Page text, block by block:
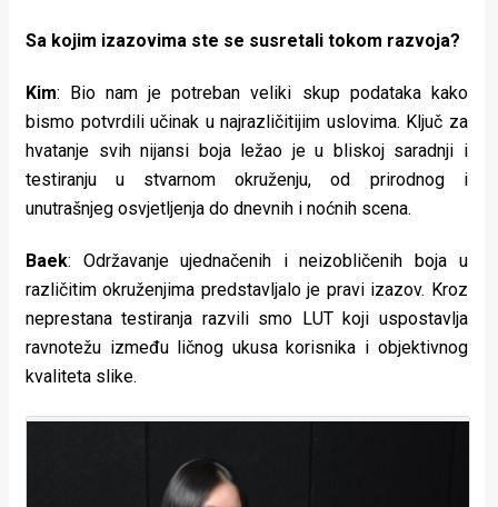
Sa kojim izazovima ste se susretali tokom razvoja?
Kim: Bio nam je potreban veliki skup podataka kako
bismo potvrdili učinak u najrazličitijim uslovima. Ključ za
hvatanje svih nijansi boja ležao je u bliskoj saradnji i
testiranju u stvarnom okruženju, od prirodnog i
unutrašnjeg osvjetljenja do dnevnih i noćnih scena.
Baek: Održavanje ujednačenih i neizobličenih boja u
različitim okruženjima predstavljalo je pravi izazov. Kroz
neprestana testiranja razvili smo LUT koji uspostavlja
ravnotežu između ličnog ukusa korisnika i objektivnog
kvaliteta slike.